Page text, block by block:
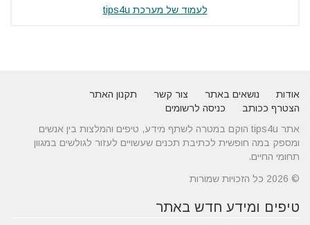
לעמוד של מערכת tips4u
אודות נושאים באתר צור קשר
תקנון האתר
הצטרף ככותב
כניסה לרשומים
אתר tips4u הוקם במטרה לשתף מידע, טיפים והמלצות בין אנשים
ומספק במה חופשית לכתיבת תכנים שעשויים לעזור לגולשים במגוון
תחומי החיים.
© 2026 כל הזכויות שמורות
טיפים ומידע חדש באתר